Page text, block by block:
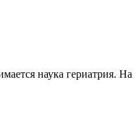
наука гериатрия. На